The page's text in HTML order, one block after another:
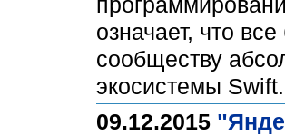
означает, что
сообществу
экосистемы
09.12.2015